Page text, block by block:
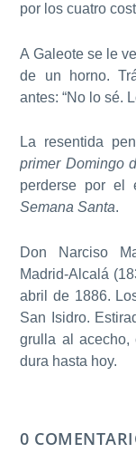
por los cuatro
A Galeote se le
de un horno.
antes: “No lo sé.
La resentida
primer Domingo
perderse por el
Semana Santa.
Don Narciso
Madrid-Alcalá
abril de 1886.
San Isidro.
grulla al acecho,
dura hasta hoy.
0